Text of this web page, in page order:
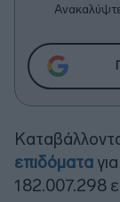
επιδόματα
182.007.298